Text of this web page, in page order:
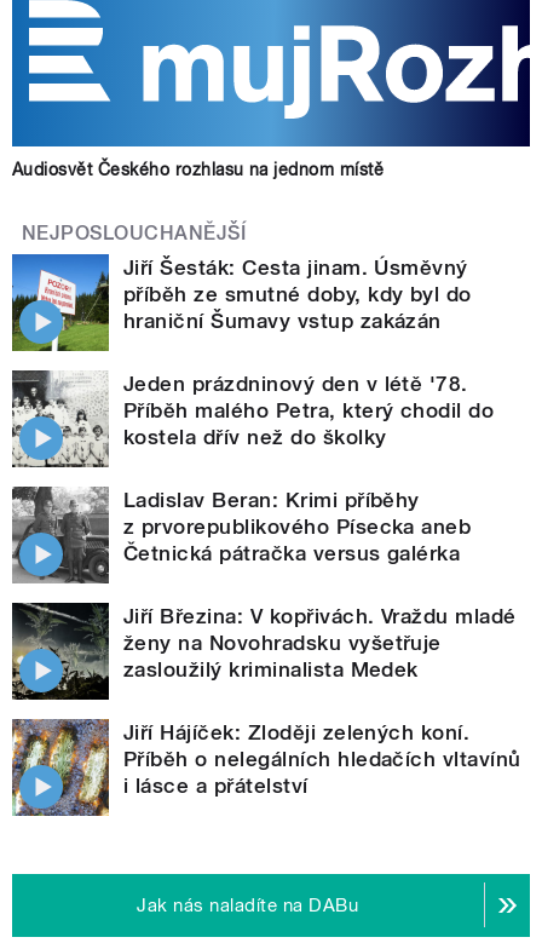
Audiosvět Českého rozhlasu na jednom místě
NEJPOSLOUCHANĚJŠÍ
Jiří Šesták: Cesta jinam. Úsměvný
příběh ze smutné doby, kdy byl do
hraniční Šumavy vstup zakázán
Jeden prázdninový den v létě '78.
Příběh malého Petra, který chodil do
kostela dřív než do školky
Ladislav Beran: Krimi příběhy
z prvorepublikového Písecka aneb
Četnická pátračka versus galérka
Jiří Březina: V kopřivách. Vraždu mladé
ženy na Novohradsku vyšetřuje
zasloužilý kriminalista Medek
Jiří Hájíček: Zloději zelených koní.
Příběh o nelegálních hledačích vltavínů
i lásce a přátelství
Jak nás naladíte na DABu